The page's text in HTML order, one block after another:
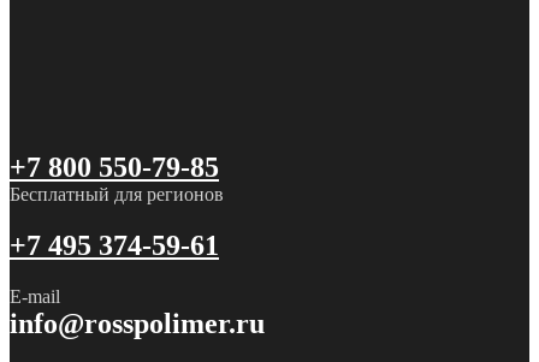
+7 800 550-79-85
Бесплатный для регионов
+7 495 374-59-61
E-mail
info@rosspolimer.ru